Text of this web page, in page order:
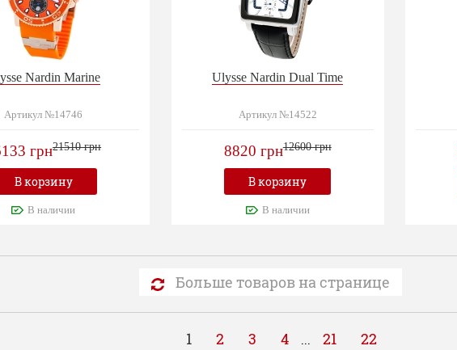
Nardin Marine
Артикул №14746
грн21510 грн
В корзину
В наличии
Ulysse Nardin Dual Time
Артикул №14522
8820 грн12600 грн
В корзину
В наличии
Больше товаров на странице
1 2 3 4 ... 21 22